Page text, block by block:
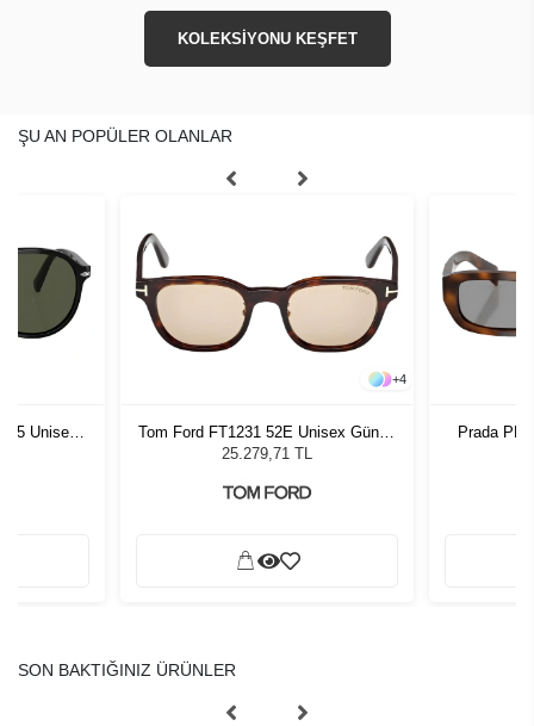
KOLEKSİYONU KEŞFET
ŞU AN POPÜLER OLANLAR
55 Unisex
+4
Tom Ford FT1231 52E Unisex Güneş
Gözlüğü
25.279,71 TL
Prada PR
SON BAKTIĞINIZ ÜRÜNLER